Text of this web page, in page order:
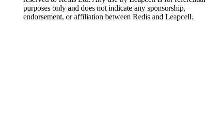
purposes only and does not indicate any sponsorship,
endorsement, or affiliation between Redis and Leapcell.